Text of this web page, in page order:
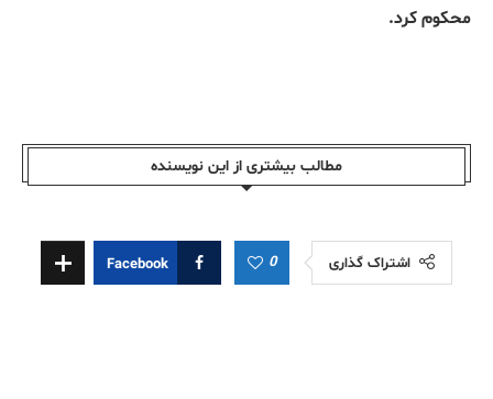
محکوم کرد.
مطالب بیشتری از این نویسندە
اشتراک گذاری 0
Facebook